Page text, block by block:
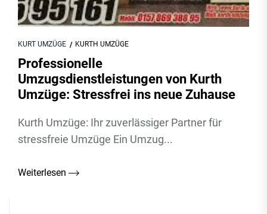
KURT UMZÜGE KURTH UMZÜGE
Professionelle
Umzugsdienstleistungen von Kurth
Umzüge: Stressfrei ins neue Zuhause
Kurth Umzüge: Ihr zuverlässiger Partner für
stressfreie Umzüge Ein Umzug...
Weiterlesen